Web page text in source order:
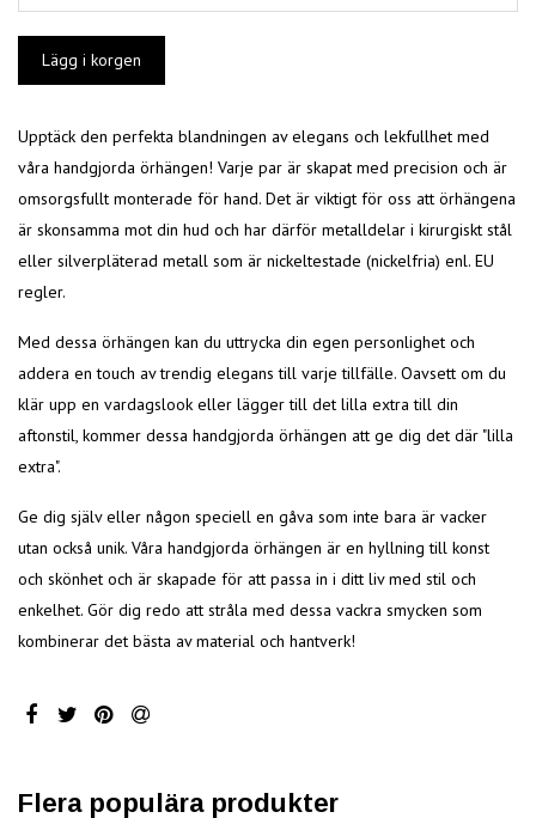
Upptäck den perfekta blandningen av elegans och lekfullhet med
våra handgjorda örhängen! Varje par är skapat med precision och är
omsorgsfullt monterade för hand. Det är viktigt för oss att örhängena
är skonsamma mot din hud och har därför metalldelar i kirurgiskt stål
eller silverpläterad metall som är nickeltestade (nickelfria) enl. EU
regler.
Med dessa örhängen kan du uttrycka din egen personlighet och
addera en touch av trendig elegans till varje tillfälle. Oavsett om du
klär upp en vardagslook eller lägger till det lilla extra till din
aftonstil, kommer dessa handgjorda örhängen att ge dig det där "lilla
extra".
Ge dig själv eller någon speciell en gåva som inte bara är vacker
utan också unik. Våra handgjorda örhängen är en hyllning till konst
och skönhet och är skapade för att passa in i ditt liv med stil och
enkelhet. Gör dig redo att stråla med dessa vackra smycken som
kombinerar det bästa av material och hantverk!
Flera populära produkter